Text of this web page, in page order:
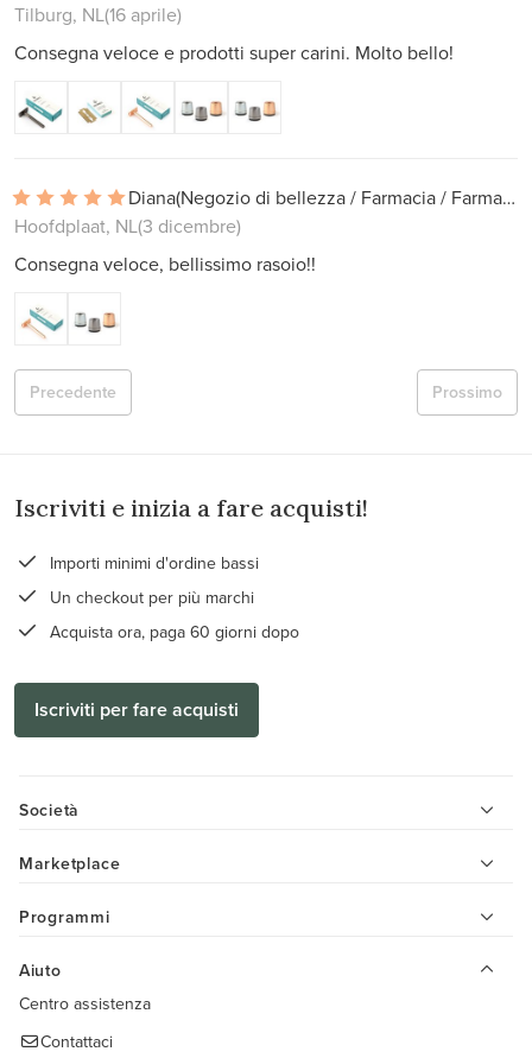
Tilburg, NL(16 aprile)
Consegna veloce e prodotti super carini. Molto bello!
Diana
(Negozio di bellezza / Farmacia / Farmacia)
Hoofdplaat, NL(3 dicembre)
Consegna veloce, bellissimo rasoio!!
Prossimo
Precedente
Iscriviti e inizia a fare acquisti!
Importi minimi d'ordine bassi
Un checkout per più marchi
Acquista ora, paga 60 giorni dopo
Iscriviti per fare acquisti
Società
Marketplace
Programmi
Aiuto
Centro assistenza
Contattaci